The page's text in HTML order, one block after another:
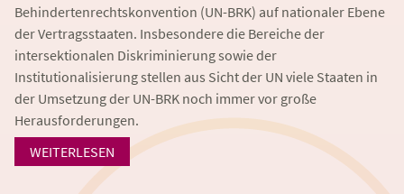
Behindertenrechtskonvention (UN-BRK) auf nationaler Ebene
der Vertragsstaaten. Insbesondere die Bereiche der
intersektionalen Diskriminierung sowie der
Institutionalisierung stellen aus Sicht der UN viele Staaten in
der Umsetzung der UN-BRK noch immer vor große
Herausforderungen.
WEITERLESEN